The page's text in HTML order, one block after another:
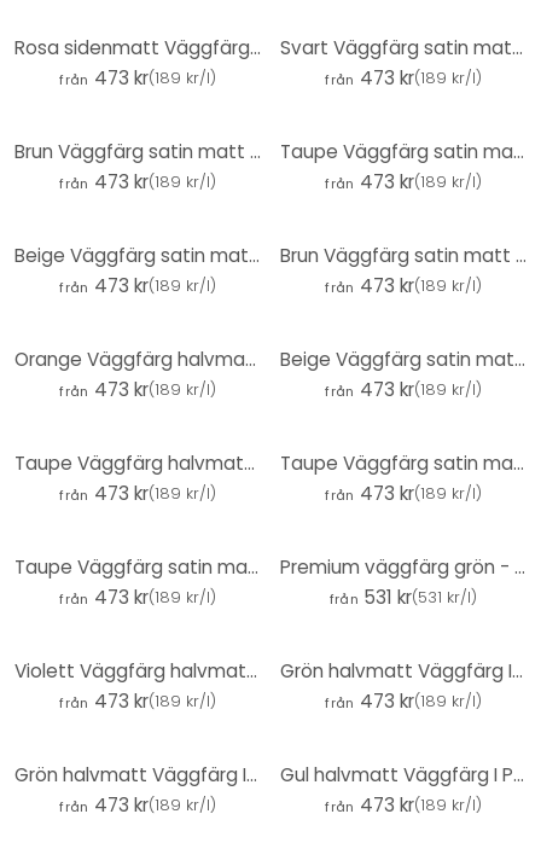
Rosa sidenmatt Väggfärg I Cotton Candy | lugnande och inbjudande atmosfär | THE COLOR KITCHEN
från 473 kr(189 kr/l)
Svart Väggfärg satin matt I Casual Caviar | för rum med sofistikering | THE COLOR KITCHEN
från 473 kr(189 kr/l)
Brun Väggfärg satin matt I Friendly Fennel | skapa en mysig och lugn rumsatmosfär | THE COLOR KITCHE
från 473 kr(189 kr/l)
Taupe Väggfärg satin matt I Opened Oyster | Skapa en atmosfär av diskret elegans | THE COLOR KITCHEN
från 473 kr(189 kr/l)
Beige Väggfärg satin matt I Chilled Chai Latte | Rumsöppnande och lugnande | THE COLOR KITCHEN
från 473 kr(189 kr/l)
Brun Väggfärg satin matt I Jellied Jostaberry | skapa en mysig och lugn rumsatmosfär| THE COLOR KITC
från 473 kr(189 kr/l)
Orange Väggfärg halvmatt I Pure Papaya | energiskt inspirerande | THE COLOR KITCHEN
från 473 kr(189 kr/l)
Beige Väggfärg satin matt I Pure Pampas | Rumsöppnande och lugnande | THE COLOR KITCHEN
från 473 kr(189 kr/l)
Taupe Väggfärg halvmatt I Grey Pumpkin | Skapa en atmosfär av diskret elegans | THE COLOR KITCHEN
från 473 kr(189 kr/l)
Taupe Väggfärg satin matt I Pumpkin Seed | Skapa en atmosfär av diskret elegans | THE COLOR KITCHEN
från 473 kr(189 kr/l)
Taupe Väggfärg satin matt I Oyster Mushroom | Skapa en atmosfär av diskret elegans | THE COLOR KITCH
från 473 kr(189 kr/l)
Premium väggfärg grön - Tygmatt väggfärg för inomhusbruk - PURO c5002 salvia grön
från 531 kr(531 kr/l)
Violett Väggfärg halvmatt I Leafy Lavender | vitaliserande rumskaraktär | THE COLOR KITCHEN
från 473 kr(189 kr/l)
Grön halvmatt Väggfärg I Magical Mint | skapa rumsharmoni | THE COLOR KITCHEN
från 473 kr(189 kr/l)
Grön halvmatt Väggfärg I Typical Trout | Skapa rumsharmoni | DET FÄRGGLADA KÖKET
från 473 kr(189 kr/l)
Gul halvmatt Väggfärg I Playful Pineapple | uppfriskande effekt | THE COLOR KITCHEN
från 473 kr(189 kr/l)